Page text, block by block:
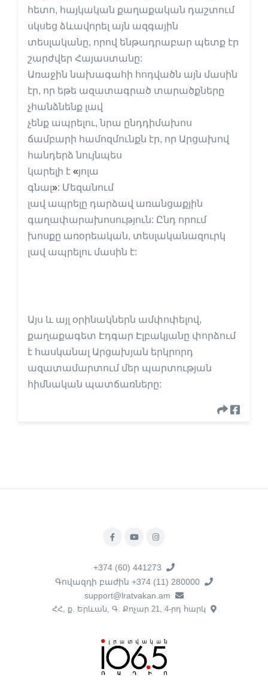
հետո, հայկական քաղաքական դաշտում
սկսեց ձևավորել այն ազգային
տեսլականը, որով ենթադրաբար պետք էր
շարժվեր Հայաստանը:
Առաջին նախագահի հոդվածն այն մասին
էր, որ եթե ազատագրած տարածքները
չհանձնենք լավ
չենք ապրելու, նրա ընդդիմախոս
ճամբարի համոզմունքն էր, որ Արցախով
հանդերձ նույնպես
կարելի է «յոլա
գնալ»: Մեզանում
լավ ապրելը դարձավ առանցաքյին
գաղափարախոսություն: Ընդ որում
խոսքը առօրեական, տեսլականազուրկ
լավ ապրելու մասին է:
Այս և այլ օրինակներն ամփոփելով,
քաղաքագետ Էդգար Էլբակյանը փորձում
է հասկանալ Արցախյան երկրորդ
ազատամարտում մեր պարտության
հիմնական պատճառները:
+374 (60) 441273
Գովազդի բաժին +374 (11) 280000
support@lratvakan.am
ՀՀ, ք. Երևան, Գ. Քոչար 21, 4-րդ հարկ